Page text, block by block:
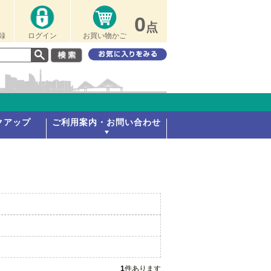
ログイン お買い物かご 0点
アップ ご利用案内・お問い合わせ
1件あります